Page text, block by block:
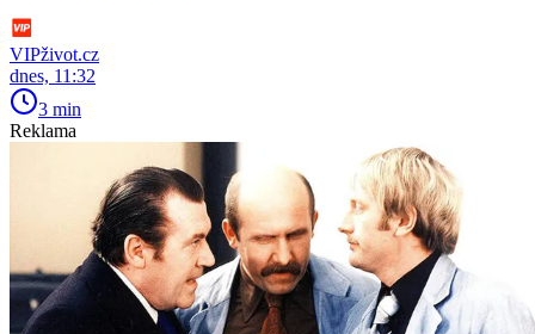
VIPživot.cz
dnes, 11:32
3 min
Reklama